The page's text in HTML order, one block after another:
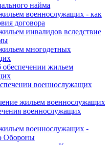
найма
военнослужащих - как
договора
инвалидов вследствие
многодетных
жильем
военнослужащих
жильем военнослужащих
военнослужащих
военнослужащих -
Обороны